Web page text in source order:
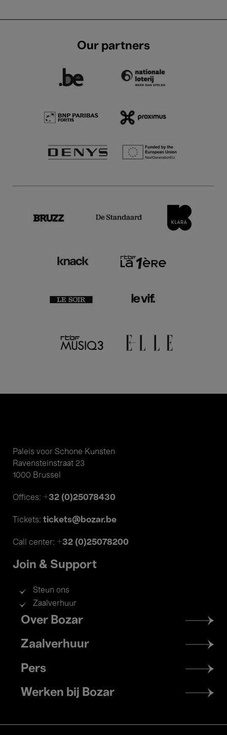
Our partners
Paleis voor Schone Kunsten
Ravensteinstraat 23
1000 Brussel
Offices: +32 (0)25078430
Tickets: tickets@bozar.be
Call center: +32 (0)25078200
Join & Support
Steun ons
Zaalverhuur
Footer
menu
Over Bozar
Zaalverhuur
Pers
Werken bij Bozar